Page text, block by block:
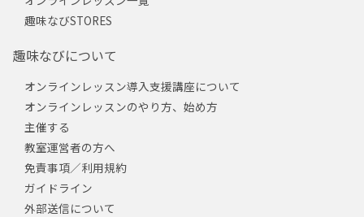
趣味なびSTORES
趣味なびについて
オンラインレッスン導入支援講座について
オンラインレッスンのやり方、始め方
主催する
教室運営者の方へ
免責事項／利用規約
ガイドライン
外部送信について